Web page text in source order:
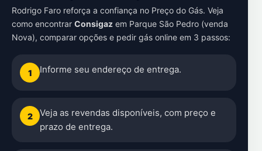
Rodrigo Faro reforça a confiança no Preço do Gás. Veja
como encontrar Consigaz em Parque São Pedro (venda
Nova), comparar opções e pedir gás online em 3 passos:
1 Informe seu endereço de entrega.
2
Veja as revendas disponíveis, com preço e
prazo de entrega.